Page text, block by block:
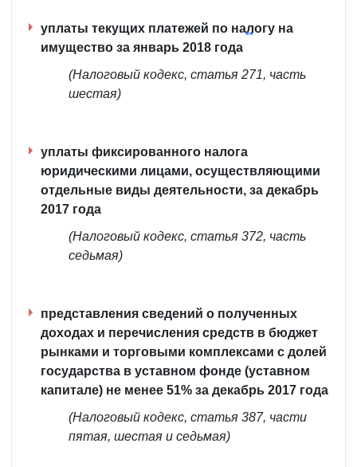
уплаты текущих платежей по налогу на
имущество за январь 2018 года
**
(Налоговый кодекс, статья 271, часть
шестая)
уплаты фиксированного налога
юридическими лицами, осуществляющими
отдельные виды деятельности, за декабрь
2017 года
(Налоговый кодекс, статья 372, часть
седьмая)
представления сведений о полученных
доходах и перечисления средств в бюджет
рынками и торговыми комплексами с долей
государства в уставном фонде (уставном
капитале) не менее 51% за декабрь 2017 года
(Налоговый кодекс, статья 387, части
пятая, шестая и седьмая)